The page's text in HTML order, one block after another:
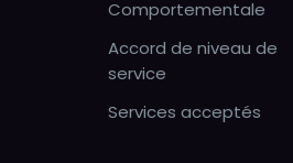
Comportementale
Accord de niveau de
service
Services acceptés